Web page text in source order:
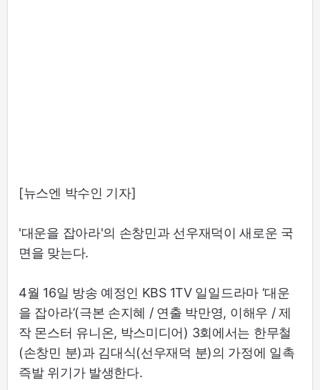
[뉴스엔 박수인 기자]
'대운을 잡아라'의 손창민과 선우재덕이 새로운 국
면을 맞는다.
4월 16일 방송 예정인 KBS 1TV 일일드라마 ‘대운
을 잡아라’(극본 손지혜 / 연출 박만영, 이해우 / 제
작 몬스터 유니온, 박스미디어) 3회에서는 한무철
(손창민 분)과 김대식(선우재덕 분)의 가정에 일촉
즉발 위기가 발생한다.